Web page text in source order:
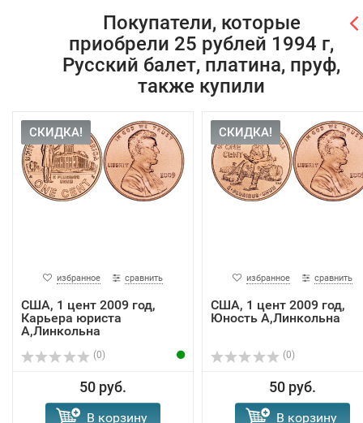
Покупатели, которые
приобрели 25 рублей 1994 г,
Русский балет, платина, пруф,
также купили
СКИДКА!
избранное сравнить
США, 1 цент 2009 год,
Карьера юриста
А,Линкольна
(0)
50 руб.
В корзину
СКИДКА!
избранное сравнить
США, 1 цент 2009 год,
Юность А,Линкольна
(0)
50 руб.
В корзину